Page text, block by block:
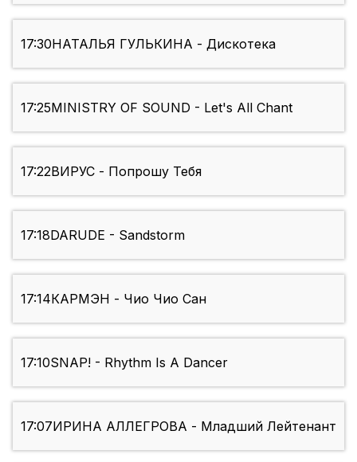
17:30НАТАЛЬЯ ГУЛЬКИНА - Дискотека
17:25MINISTRY OF SOUND - Let's All Chant
17:22ВИРУС - Попрошу Тебя
17:18DARUDE - Sandstorm
17:14КАРМЭН - Чио Чио Сан
17:10SNAP! - Rhythm Is A Dancer
17:07ИРИНА АЛЛЕГРОВА - Младший Лейтенант